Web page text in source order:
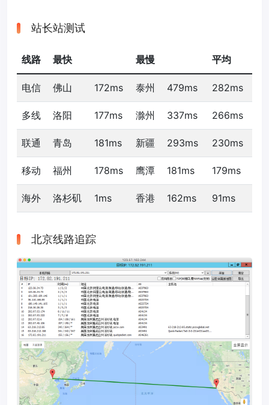
站长站测试
线路 最快 最慢 平均
电信 佛山 172ms 泰州 479ms 282ms
多线 洛阳 177ms 滁州 337ms 266ms
联通 青岛 181ms 新疆 293ms 230ms
移动 福州 178ms 鹰潭 181ms 179ms
海外 洛杉矶 1ms 香港 162ms 91ms
北京线路追踪